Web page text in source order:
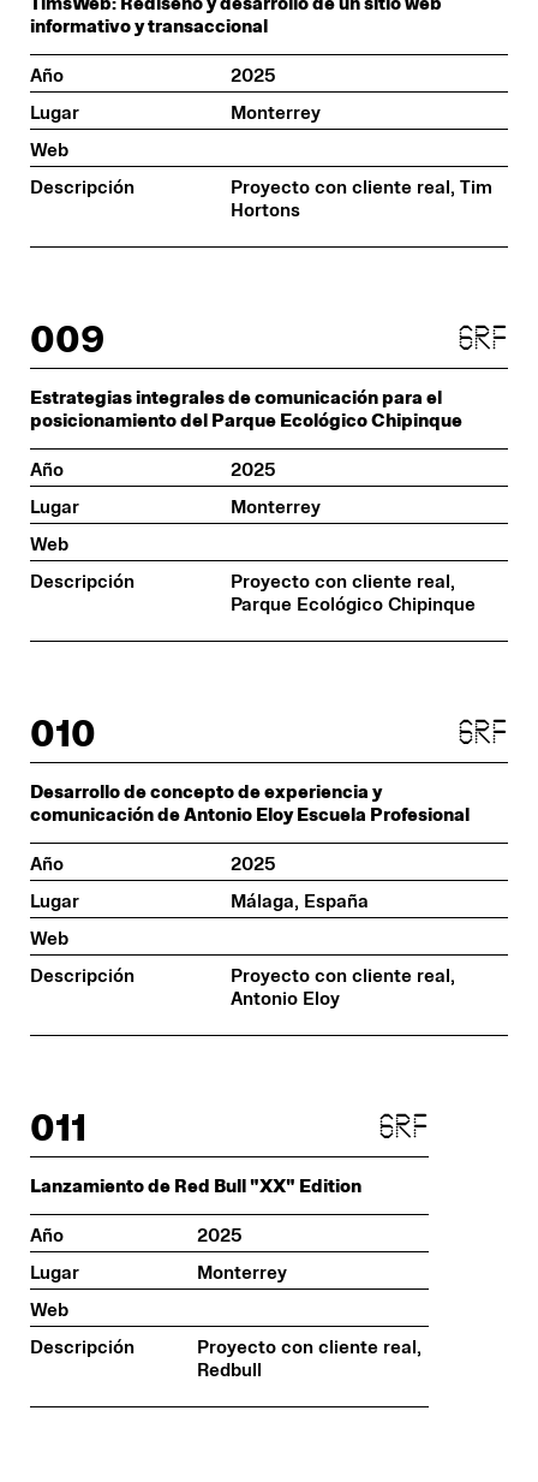
informativo y transaccional
Año
2025
Lugar
Monterrey
Web
Descripción
Proyecto con cliente real, Tim
Hortons
009 grf
Estrategias integrales de comunicación para el
posicionamiento del Parque Ecológico Chipinque
Año
2025
Lugar
Monterrey
Web
Descripción
Proyecto con cliente real,
Parque Ecológico Chipinque
010 grf
Desarrollo de concepto de experiencia y
comunicación de Antonio Eloy Escuela Profesional
Año
2025
Lugar
Málaga, España
Web
Descripción
Proyecto con cliente real,
Antonio Eloy
011 grf
Lanzamiento de Red Bull "XX" Edition
Año
2025
Lugar
Monterrey
Web
Descripción
Proyecto con cliente real,
Redbull